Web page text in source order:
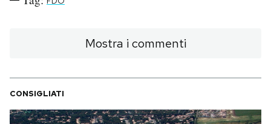
AREA PERSONALE
Mostra i commenti
CONSIGLIATI